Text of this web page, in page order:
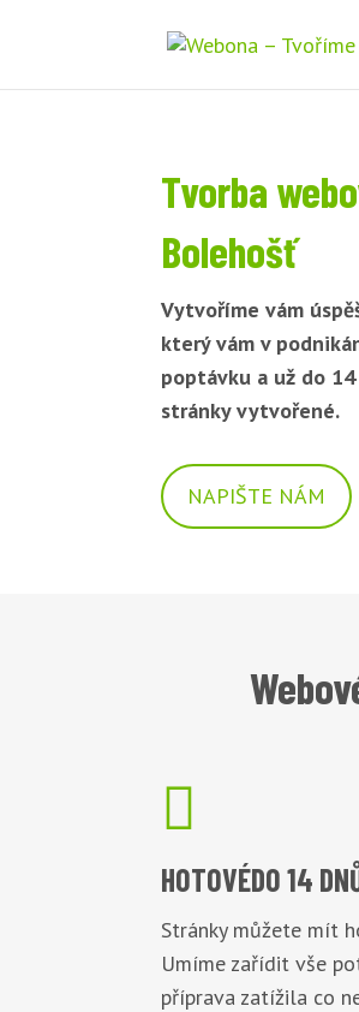
Tvorba
Bolehošť
Vytvoříme vám
který vám v
poptávku a už do
stránky vytvořené.
NAPIŠTE NÁM

HOTOVÉDO 14
Stránky můžete mít
Umíme zařídit vše
příprava zatížila co